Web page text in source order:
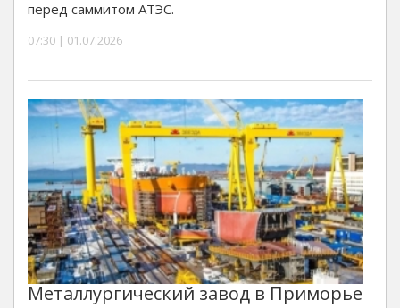
перед саммитом АТЭС.
07:30 | 01.07.2026
Металлургический завод в Приморье